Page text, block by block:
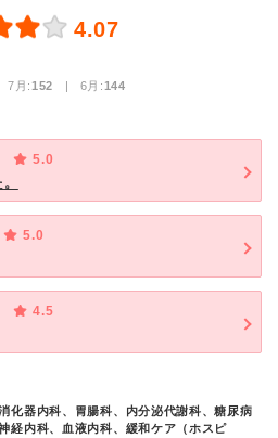
4.07
7月:152 | 6月:144
5.0
5.0
4.5
化器内科、胃腸科、内分泌代謝科、糖尿病
経内科、血液内科、緩和ケア（ホスピ